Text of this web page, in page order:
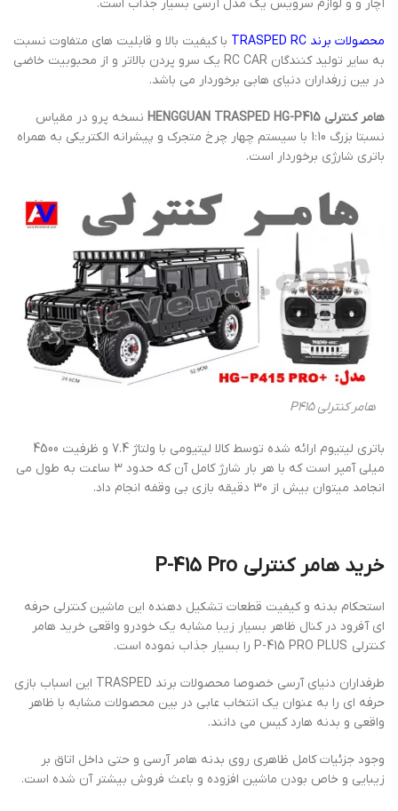
آچار و و لوازم سرویس یک مدل آرسی بسیار جذاب است.
محصولات برند TRASPED RC
با کیفیت بالا و قابلیت های متفاوت نسبت
به سایر تولید کنندگان RC CAR یک سرو پردن بالاتر و از محبوبیت خاضی
در بین زرفداران دنیای هابی برخوردار می باشد.
هامر کنترلی HENGGUAN TRASPED HG-P415
نسخه پرو در مقیاس
نسبتا بزرگ 1:10 با سیستم چهار چرخ متجرک و پیشرانه الکتریکی به همراه
باتری شارژی برخوردار است.
هامر کنترلی P415
باتری لیتیوم ارائه شده توسط کالا لیتیومی با ولتاژ 7.4 و ظرفیت 4500
میلی آمپر است که با هر بار شارژ کامل آن که حدود 3 ساعت به طول می
انجامد میتوان بیش از 30 دقیقه بازی بی وقفه انجام داد.
خرید هامر کنترلی P-415 Pro
استحکام بدنه و کیفیت قطعات تشکیل دهنده این ماشین کنترلی حرفه
ای آفرود در کنال ظاهر بسیار زیبا مشابه یک خودرو واقعی خرید هامر
کنترلی P-415 PRO PLUS را بسیار جذاب نموده است.
طرفداران دنیای آرسی خصوصا محصولات برند TRASPED این اسباب بازی
حرفه ای را به عنوان یک انتخاب عابی در بین محصولات مشابه با ظاهر
واقعی و بدنه هارد کیس می دانند.
وجود جزئیات کامل ظاهری روی بدنه هامر آرسی و حتی داخل اتاق بر
زیبایی و خاص بودن ماشین افزوده و باعث فروش بیشتر آن شده است.